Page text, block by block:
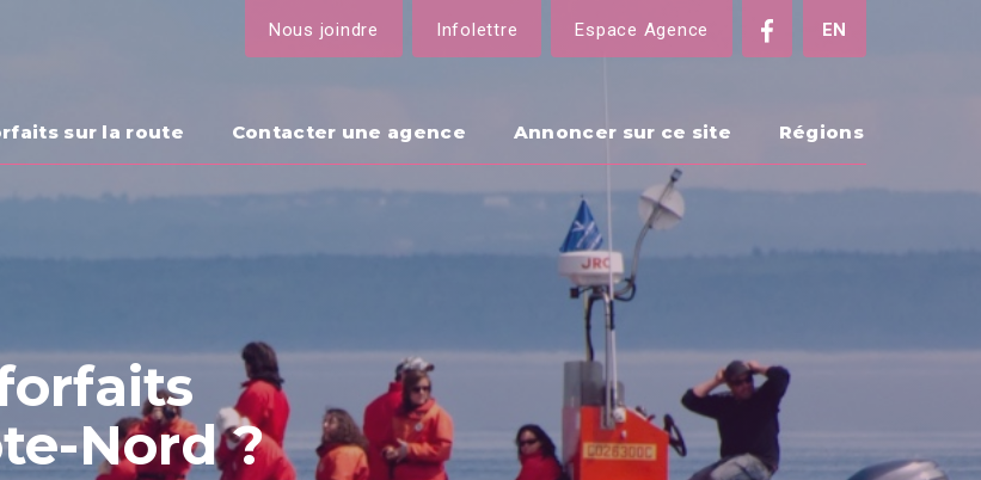
Nous joindre Infolettre Espace Agence EN
sur la route Contacter une agence Annoncer sur ce site Régions
Nord ?